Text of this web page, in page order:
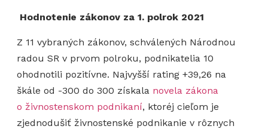
Hodnotenie zákonov za 1. polrok 2021
Z 11 vybraných zákonov, schválených Národnou
radou SR v prvom polroku, podnikatelia 10
ohodnotili pozitívne. Najvyšší rating +39,26 na
škále od -300 do 300 získala novela zákona
o živnostenskom podnikaní, ktoréj cieľom je
zjednodušiť živnostenské podnikanie v rôznych